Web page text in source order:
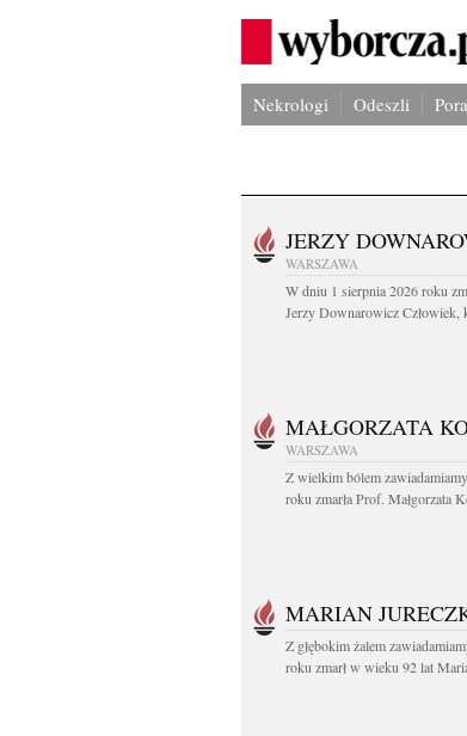
Nekrologi Odeszli
JERZY
WARSZAWA
W dniu 1 sierpnia 2026 roku
Jerzy Downarowicz Człowiek,
MAŁGORZATA
WARSZAWA
Z wielkim bólem
roku zmarła Prof. Małgorzata
MARIAN
Z głębokim żalem
roku zmarł w wieku 92 lat